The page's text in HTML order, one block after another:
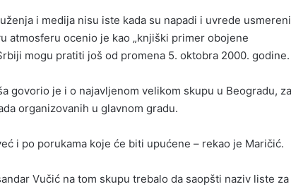
i medija nisu iste kada su napadi i uvrede usmereni
atmosferu ocenio je kao „knjiški primer obojene
mogu pratiti još od promena 5. oktobra 2000. godine.
govorio je i o najavljenom velikom skupu u Beogradu, za
organizovanih u glavnom gradu.
i po porukama koje će biti upućene – rekao je Maričić.
Vučić na tom skupu trebalo da saopšti naziv liste za